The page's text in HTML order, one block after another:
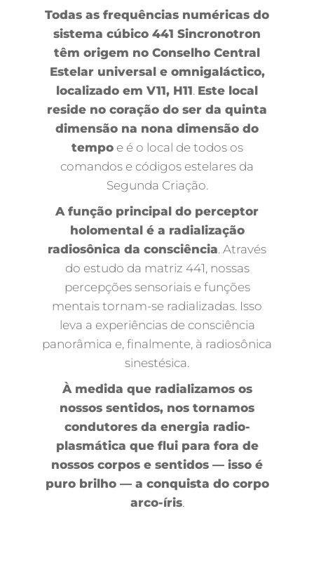
Todas as frequências numéricas do
sistema cúbico 441 Sincronotron
têm origem no Conselho Central
Estelar universal e omnigaláctico,
localizado em V11, H11. Este local
reside no coração do ser da quinta
dimensão na nona dimensão do
tempoe é o local de todos os
comandos e códigos estelares da
Segunda Criação.
A função principal do perceptor
holomental é a radialização
radiosônica da consciência. Através
do estudo da matriz 441, nossas
percepções sensoriais e funções
mentais tornam-se radializadas. Isso
leva a experiências de consciência
panorâmica e, finalmente, à radiosônica
sinestésica.
À medida que radializamos os
nossos sentidos, nos tornamos
condutores da energia radio-
plasmática que flui para fora de
nossos corpos e sentidos — isso é
puro brilho — a conquista do corpo
arco-íris.